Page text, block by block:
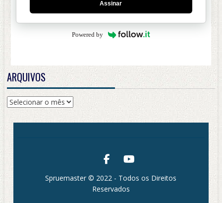
Assinar
Powered by
ARQUIVOS
Arquivos
Spruemaster © 2022 - Todos os Direitos
Reservados